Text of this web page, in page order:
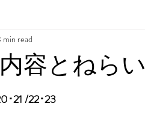
容とねらい
min read
21 /22･23